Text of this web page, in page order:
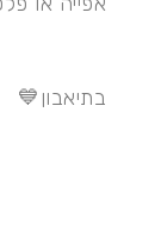
בתיאבון💙